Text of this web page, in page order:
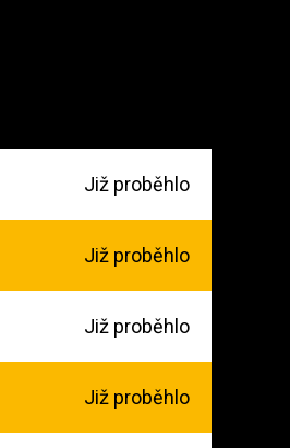
Již proběhlo
Již proběhlo
Již proběhlo
Již proběhlo